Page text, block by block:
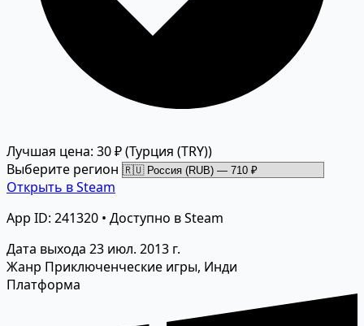
Лучшая цена: 30 ₽(Турция (TRY))
Выберите регион
Открыть в Steam
App ID: 241320 • Доступно в Steam
Дата выхода 23 июл. 2013 г.
Жанр Приключенческие игры, Инди
Платформа